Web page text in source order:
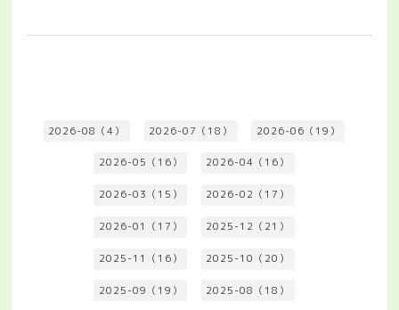
2026-08（4） 2026-07（18） 2026-06（19）
2026-05（16） 2026-04（16）
2026-03（15） 2026-02（17）
2026-01（17） 2025-12（21）
2025-11（16） 2025-10（20）
2025-09（19） 2025-08（18）